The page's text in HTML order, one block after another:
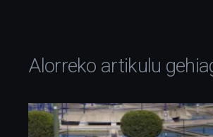
Alorreko artikulu